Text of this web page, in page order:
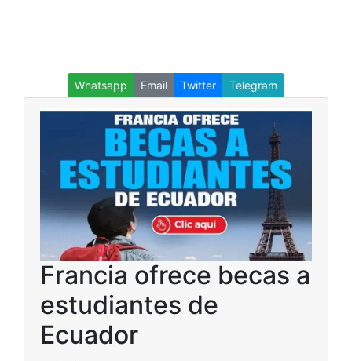
Whatsapp Email Twitter Telegram
Francia ofrece becas a
estudiantes de
Ecuador